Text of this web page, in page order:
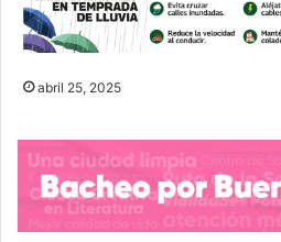
abril 25, 2025